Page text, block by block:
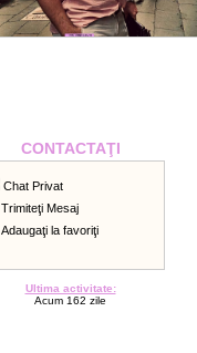
CONTACTAŢI
Chat Privat
Trimiteţi Mesaj
Adaugaţi la favoriţi
Ultima activitate:
Acum 162 zile